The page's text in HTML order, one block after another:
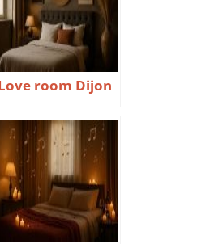
room Dijon